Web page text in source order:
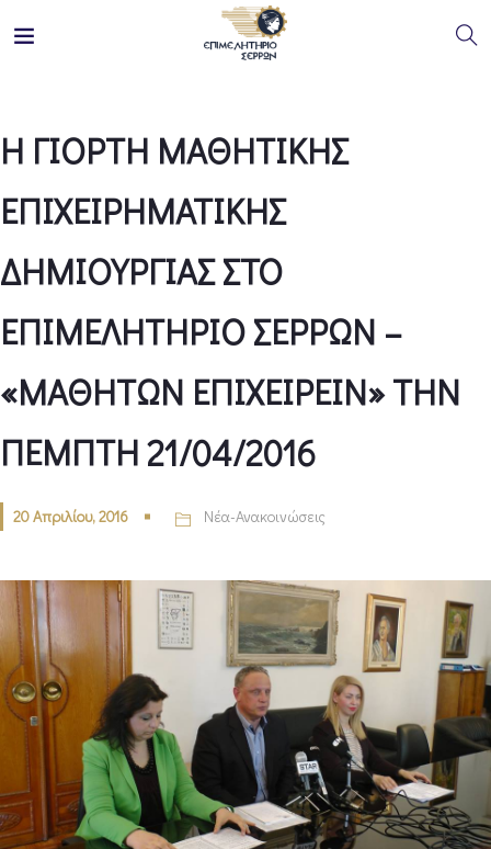
Η ΓΙΟΡΤΗ ΜΑΘΗΤΙΚΗΣ
ΕΠΙΧΕΙΡΗΜΑΤΙΚΗΣ
ΔΗΜΙΟΥΡΓΙΑΣ ΣΤΟ
ΕΠΙΜΕΛΗΤΗΡΙΟ ΣΕΡΡΩΝ –
«ΜΑΘΗΤΩΝ ΕΠΙΧΕΙΡΕΙΝ» ΤΗΝ
ΠΕΜΠΤΗ 21/04/2016
20 Απριλίου, 2016 Νέα-Ανακοινώσεις